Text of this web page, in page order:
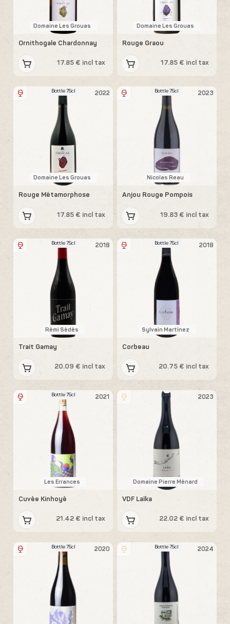
Domaine Les Grouas
Ornithogale Chardonnay
17.85 € incl tax
Domaine Les Grouas
Rouge Graou
17.85 € incl tax
2022
Bottle 75cl
Domaine Les Grouas
Rouge Métamorphose
17.85 € incl tax
2023
Bottle 75cl
Nicolas Reau
Anjou Rouge Pompois
19.83 € incl tax
2018
Bottle 75cl
Rémi Sédès
Trait Gamay
20.09 € incl tax
2018
Bottle 75cl
Sylvain Martínez
Corbeau
20.75 € incl tax
2021
Bottle 75cl
Les Errances
Cuvée Kinhoyé
21.42 € incl tax
2023
Domaine Pierre Ménard
VDF Laïka
22.02 € incl tax
2020
Bottle 75cl 2024
Bottle 75cl